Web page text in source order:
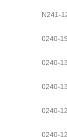
N241-
0240-
0240-
0240-
0240-
0240-